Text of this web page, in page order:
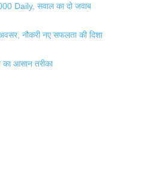
Daily, सवाल का दो जवाब
नौकरी नए सफलता की दिशा
आसान तरीका